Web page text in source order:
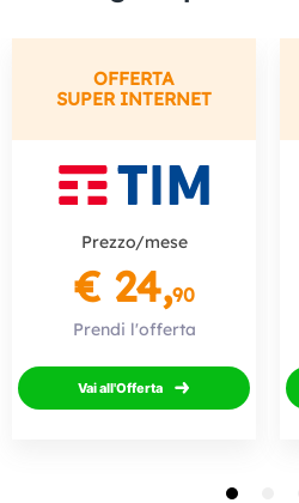
OFFERTA
SUPER INTERNET
Prezzo/mese
€ 24,90
Prendi l'offerta
Vai all'Offerta